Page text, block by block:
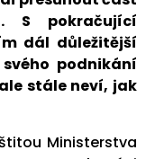
S pokračující
dál důležitější
podnikání
stále neví, jak
Ministerstva